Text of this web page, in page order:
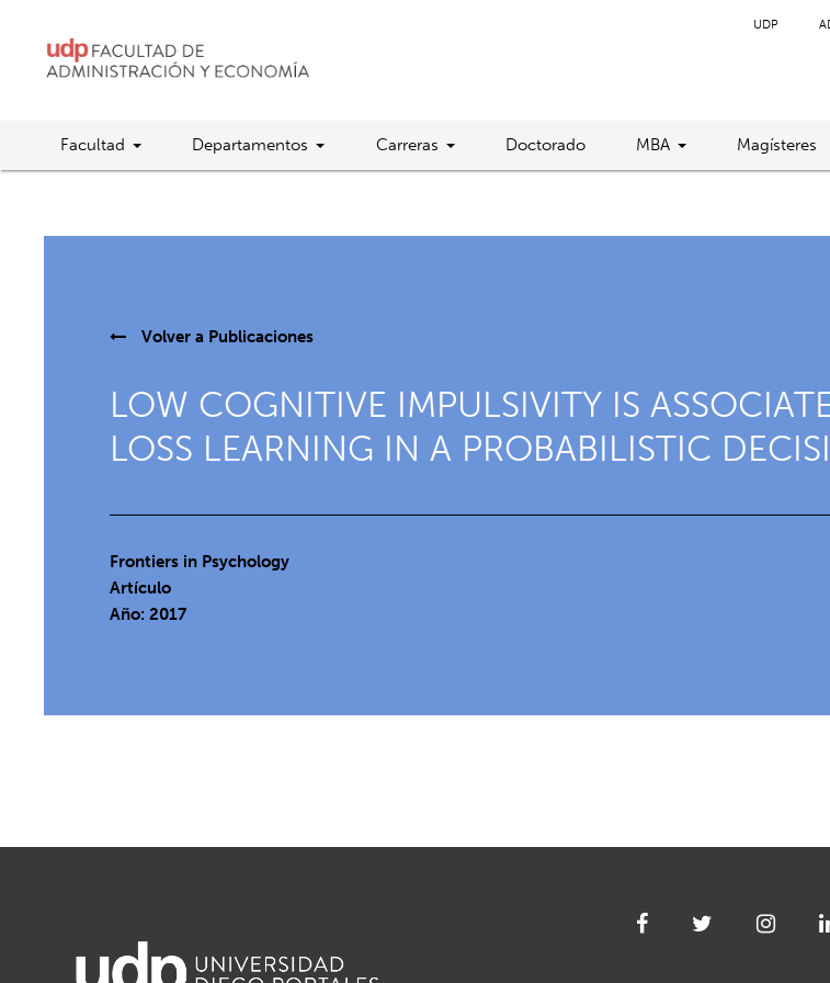
UDP
Facultad Departamentos Carreras Doctorado MBA Magísteres
Volver a Publicaciones
LOW COGNITIVE IMPULSIVITY IS
LOSS LEARNING IN A PROBABILISTIC
Frontiers in Psychology
Artículo
Año: 2017